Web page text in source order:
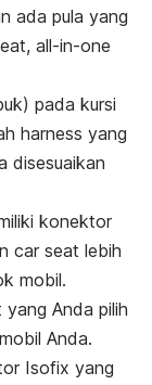
ada pula yang
all-in-one
pada kursi
harness yang
disesuaikan
konektor
car seat lebih
mobil.
yang Anda pilih
Anda.
Isofix yang